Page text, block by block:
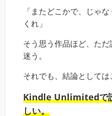
「またどこかで、じゃ
くれ」
そう思う作品ほど、た
迷う。
それでも、結論としては
Kindle Unlimitedで
しい。